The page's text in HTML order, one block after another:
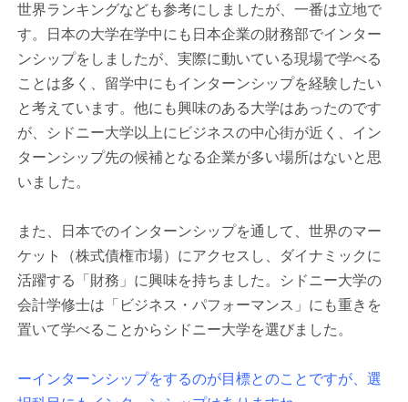
世界ランキングなども参考にしましたが、一番は立地で
す。日本の大学在学中にも日本企業の財務部でインター
ンシップをしましたが、実際に動いている現場で学べる
ことは多く、留学中にもインターンシップを経験したい
と考えています。他にも興味のある大学はあったのです
が、シドニー大学以上にビジネスの中心街が近く、イン
ターンシップ先の候補となる企業が多い場所はないと思
いました。
また、日本でのインターンシップを通して、世界のマー
ケット（株式債権市場）にアクセスし、ダイナミックに
活躍する「財務」に興味を持ちました。シドニー大学の
会計学修士は「ビジネス・パフォーマンス」にも重きを
置いて学べることからシドニー大学を選びました。
ーインターンシップをするのが目標とのことですが、選